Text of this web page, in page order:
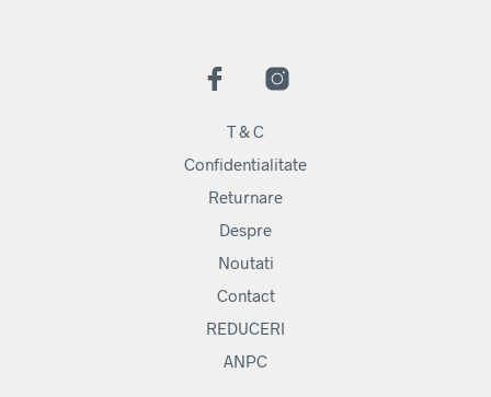
T & C
Confidentialitate
Returnare
Despre
Noutati
Contact
REDUCERI
ANPC